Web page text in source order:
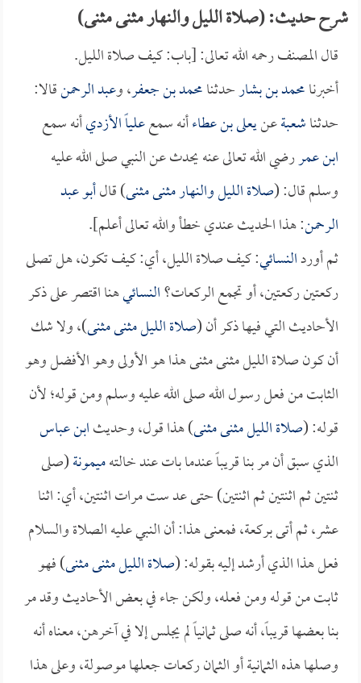
شرح حديث: (صلاة الليل والنهار مثنى مثنى)
قال المصنف رحمه الله تعالى: [باب: كيف صلاة الليل.
أخبرنامحمد بن بشارحدثنامحمد بن جعفر، وعبد الرحمنقالا:
حدثناشعبةعنيعلى بن عطاءأنه سمععلياً الأزديأنه سمع
ابن عمررضي الله تعالى عنه يحدث عن النبي صلى الله عليه
وسلم قال: (صلاة الليل والنهار مثنى مثنى) قالأبو عبد
الرحمن: هذا الحديث عندي خطأ والله تعالى أعلم].
ثم أوردالنسائي: كيف صلاة الليل، أي: كيف تكون، هل تصلى
ركعتين ركعتين، أو تجمع الركعات؟النسائيهنا اقتصر على ذكر
الأحاديث التي فيها ذكر أن (صلاة الليل مثنى مثنى)، ولا شك
أن كون صلاة الليل مثنى مثنى هذا هو الأولى وهو الأفضل وهو
الثابت من فعل رسول الله صلى الله عليه وسلم ومن قوله؛ لأن
قوله: (صلاة الليل مثنى مثنى) هذا قول، وحديثابن عباس
الذي سبق أن مر بنا قريباً عندما بات عند خالتهميمونة(صلى
ثنتين ثم اثنتين ثم اثنتين) حتى عد ست مرات اثنتين، أي: اثنا
عشر، ثم أتى بركعة، فمعنى هذا: أن النبي عليه الصلاة والسلام
فعل هذا الذي أرشد إليه بقوله: (صلاة الليل مثنى مثنى) فهو
ثابت من قوله ومن فعله، ولكن جاء في بعض الأحاديث وقد مر
بنا بعضها قريباً، أنه صلى ثمانياً لم يجلس إلا في آخرهن، معناه أنه
وصلها هذه الثمانية أو الثمان ركعات جعلها موصولة، وعلى هذا